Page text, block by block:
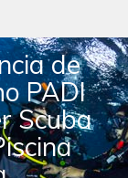
de
PADI
Scuba